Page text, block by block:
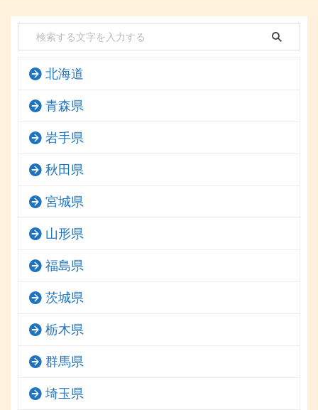
北海道
青森県
岩手県
秋田県
宮城県
山形県
福島県
茨城県
栃木県
群馬県
埼玉県